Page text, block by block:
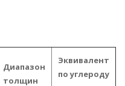
Диапазон
толщин
Эквивалент
по углероду